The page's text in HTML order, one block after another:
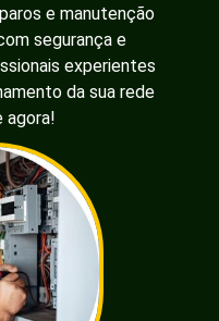
e manutenção
segurança e
experientes
da sua rede
agora!